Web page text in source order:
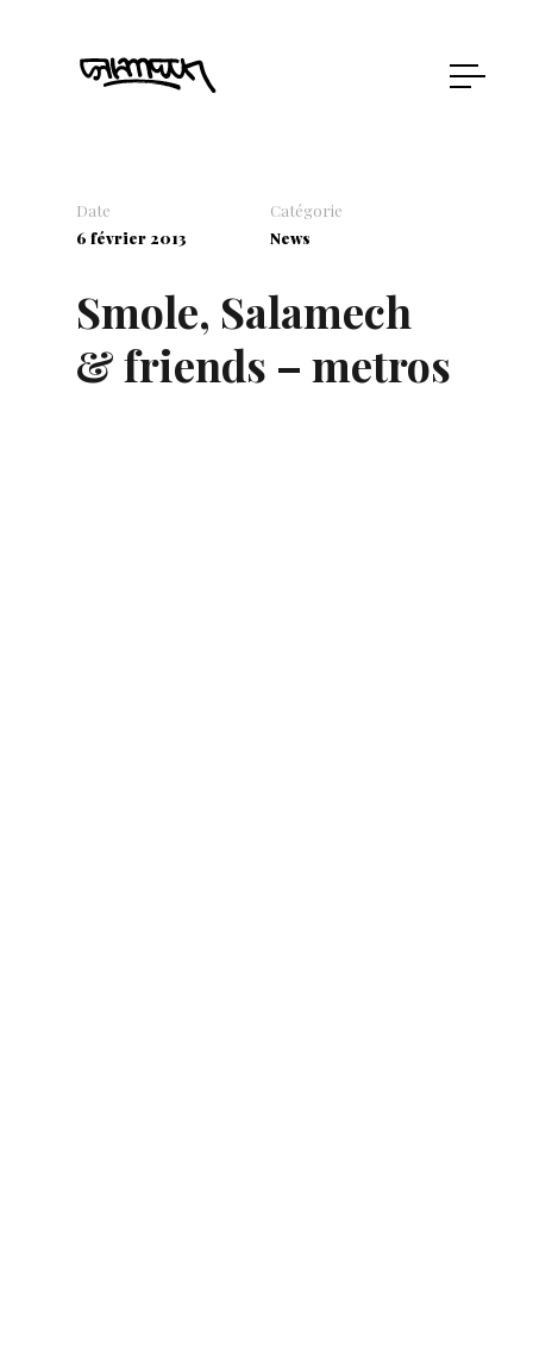
Date
6 février 2013
Catégorie
News
Smole, Salamech
& friends – metros